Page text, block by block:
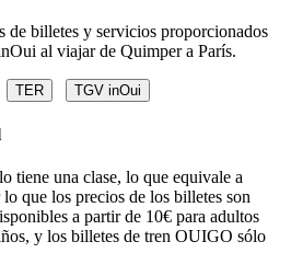
de billetes y servicios proporcionados
al viajar de Quimper a París.
TER TGV inOui
tiene una clase, lo que equivale a
que los precios de los billetes son
a partir de 10€ para adultos
y los billetes de tren OUIGO sólo